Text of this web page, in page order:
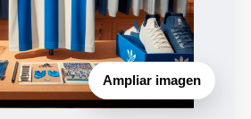
Ampliar imagen